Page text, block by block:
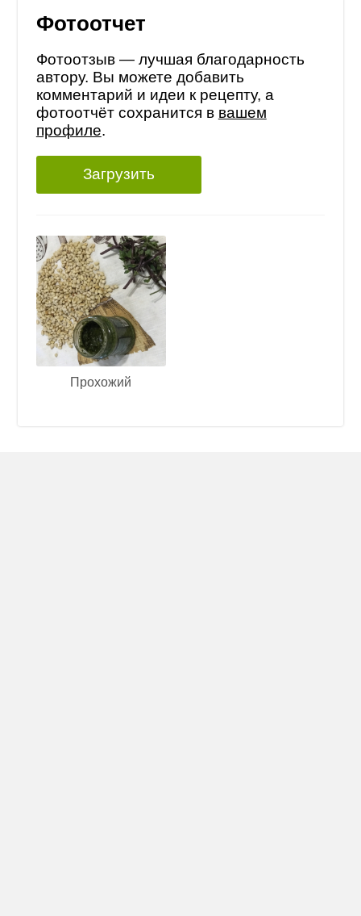
Фотоотчет
Фотоотзыв — лучшая благодарность
автору. Вы можете добавить
комментарий и идеи к рецепту, а
фотоотчёт сохранится в вашем
профиле.
Загрузить
Прохожий